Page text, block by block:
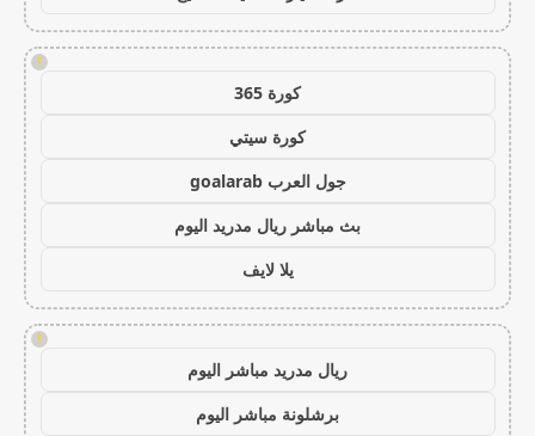
!
كورة 365
كورة سيتي
جول العرب goalarab
بث مباشر ريال مدريد اليوم
يلا لايف
!
ريال مدريد مباشر اليوم
برشلونة مباشر اليوم